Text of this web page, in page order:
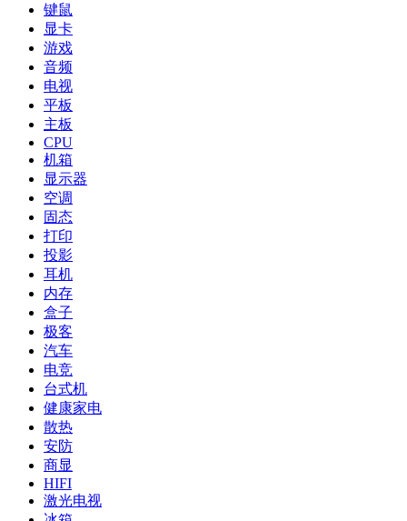
键鼠
显卡
游戏
音频
电视
平板
主板
CPU
机箱
显示器
空调
固态
打印
投影
耳机
内存
盒子
极客
汽车
电竞
台式机
健康家电
散热
安防
商显
HIFI
激光电视